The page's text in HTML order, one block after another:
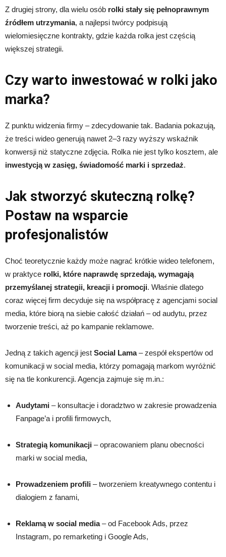
Z drugiej strony, dla wielu osób rolki stały się pełnoprawnym
źródłem utrzymania, a najlepsi twórcy podpisują
wielomiesięczne kontrakty, gdzie każda rolka jest częścią
większej strategii.
Czy warto inwestować w rolki jako
marka?
Z punktu widzenia firmy – zdecydowanie tak. Badania pokazują,
że treści wideo generują nawet 2–3 razy wyższy wskaźnik
konwersji niż statyczne zdjęcia. Rolka nie jest tylko kosztem, ale
inwestycją w zasięg, świadomość marki i sprzedaż.
Jak stworzyć skuteczną rolkę?
Postaw na wsparcie
profesjonalistów
Choć teoretycznie każdy może nagrać krótkie wideo telefonem,
w praktyce rolki, które naprawdę sprzedają, wymagają
przemyślanej strategii, kreacji i promocji. Właśnie dlatego
coraz więcej firm decyduje się na współpracę z agencjami social
media, które biorą na siebie całość działań – od audytu, przez
tworzenie treści, aż po kampanie reklamowe.
Jedną z takich agencji jest Social Lama– zespół ekspertów od
komunikacji w social media, którzy pomagają markom wyróżnić
się na tle konkurencji. Agencja zajmuje się m.in.:
Audytami – konsultacje i doradztwo w zakresie prowadzenia
Fanpage’a i profili firmowych,
Strategią komunikacji – opracowaniem planu obecności
marki w social media,
Prowadzeniem profili – tworzeniem kreatywnego contentu i
dialogiem z fanami,
Reklamą w social media– od Facebook Ads, przez
Instagram, po remarketing i Google Ads,